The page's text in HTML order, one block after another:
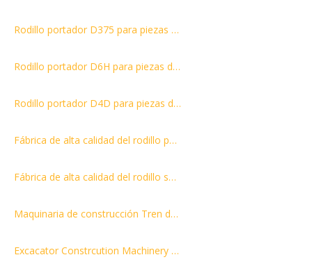
Rodillo portador D375 para piezas del tren de rodaje de bulldozer 195-30-07130
Rodillo portador D6H para piezas del tren de rodaje de bulldozer 44-235-5974
Rodillo portador D4D para piezas del tren de rodaje de bulldozer 3K7962
Fábrica de alta calidad del rodillo portador del rodillo superior del rodillo superior de la niveladora D50 con mejores ventas
Fábrica de alta calidad del rodillo superior del rodillo superior de la niveladora D4D con mejores ventas
Maquinaria de construcción Tren de rodaje de excavadora psrts rodillo superior ZAX370 Rodillo superior Rodillo portador
Excacator Constrcution Machinery psrts E385 rodillo superior rodillo portador rodillo portador